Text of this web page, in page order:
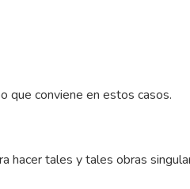
que conviene en estos casos.
hacer tales y tales obras